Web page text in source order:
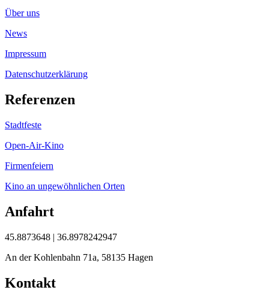
Über uns
News
Impressum
Datenschutzerklärung
Referenzen
Stadtfeste
Open-Air-Kino
Firmenfeiern
Kino an ungewöhnlichen Orten
Anfahrt
45.8873648 | 36.8978242947
An der Kohlenbahn 71a, 58135 Hagen
Kontakt